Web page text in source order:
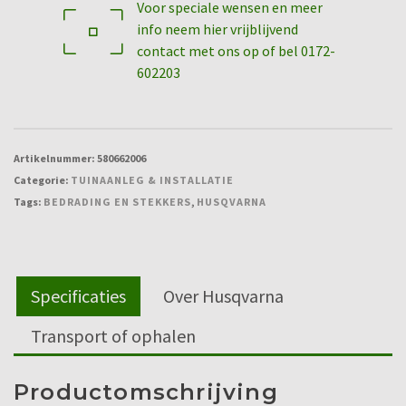
Voor speciale wensen en meer
info neem hier vrijblijvend
contact met ons op of bel 0172-
602203
Artikelnummer: 580662006
Categorie: TUINAANLEG & INSTALLATIE
Tags: BEDRADING EN STEKKERS, HUSQVARNA
Specificaties
Over Husqvarna
Transport of ophalen
Productomschrijving